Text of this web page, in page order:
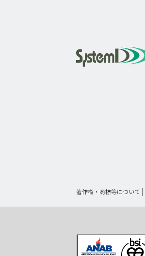
著作権・商標等について